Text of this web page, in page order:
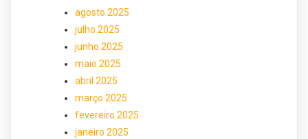
agosto 2025
julho 2025
junho 2025
maio 2025
abril 2025
março 2025
fevereiro 2025
janeiro 2025